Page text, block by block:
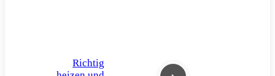
Richtig